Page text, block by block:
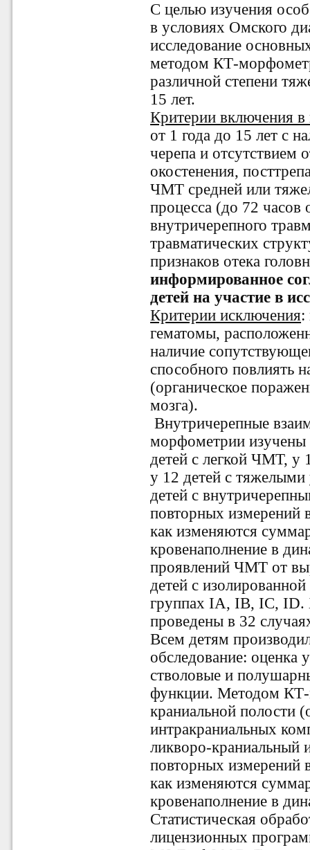
С целью изучения
в условиях Омского
исследование
методом КТ-
различной степени
15 лет.
Критерии включения в
от 1 года до 15 лет с
черепа и отсутствием
окостенения,
ЧМТ средней или
процесса (до 72
внутричерепного
травматических
признаков отека
информированное
детей на участие в
Критерии исключения:
гематомы,
наличие
способного повлиять
(органическое
мозга).
Внутричерепные
морфометрии изучены
детей с легкой ЧМТ, у
у 12 детей с
детей с
повторных измерений
как изменяются
кровенаполнение в
проявлений ЧМТ от
детей с
группах IА, IВ, IС, ID.
проведены в 32
Всем детям
обследование:
стволовые и
функции. Методом
краниальной полости
интракраниальных
ликворо-
повторных измерений
как изменяются
кровенаполнение в
Статистическая
лицензионных